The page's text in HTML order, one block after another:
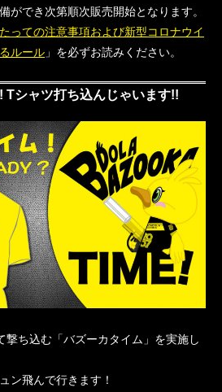
ができ次第順次販売開始となります。
っての注意事項および新型コロナウイ
ルール 」を必ずお読みください。
Tシャツ打ち込んじゃいます!!
撃ち込む「バズーカタイム」を実施し
ン飛んで行きます！